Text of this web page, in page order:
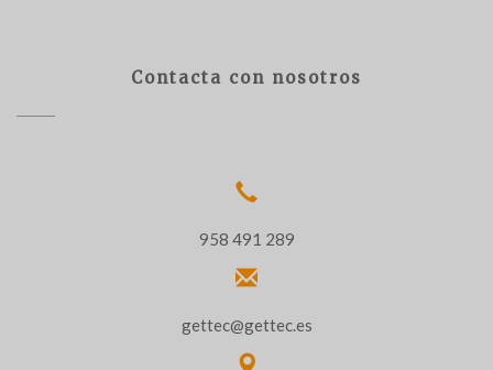
Contacta con nosotros
958 491 289
gettec@gettec.es